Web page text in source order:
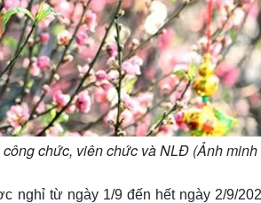
chức, viên chức và NLĐ (Ảnh minh
nghỉ từ ngày 1/9 đến hết ngày 2/9/